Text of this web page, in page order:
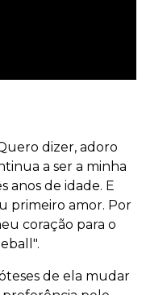
dizer, adoro
a ser a minha
anos de idade. E
primeiro amor. Por
coração para o
de ela mudar